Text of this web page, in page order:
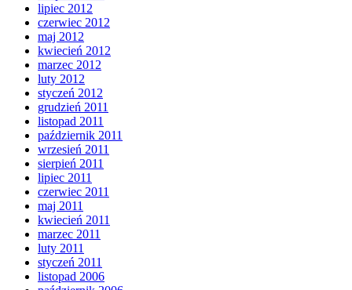
lipiec 2012
czerwiec 2012
maj 2012
kwiecień 2012
marzec 2012
luty 2012
styczeń 2012
grudzień 2011
listopad 2011
październik 2011
wrzesień 2011
sierpień 2011
lipiec 2011
czerwiec 2011
maj 2011
kwiecień 2011
marzec 2011
luty 2011
styczeń 2011
listopad 2006